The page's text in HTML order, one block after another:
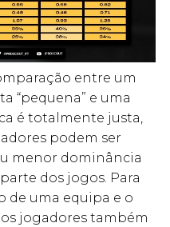
entre um
“pequena” e uma
é totalmente justa,
podem ser
menor dominância
dos jogos. Para
de uma equipa e o
jogadores também